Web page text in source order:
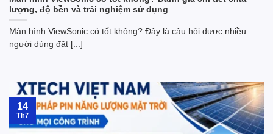
lượng, độ bền và trải nghiệm sử dụng
Màn hình ViewSonic có tốt không? Đây là câu hỏi được nhiều
người dùng đặt [...]
14
Th7